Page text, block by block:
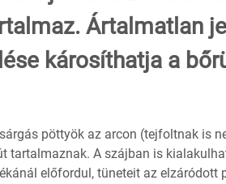
Ártalmatlan
károsíthatja a
pöttyök az arcon (tejfoltnak is
tartalmaznak. A szájban is
előfordul, tüneteit az elzáródott